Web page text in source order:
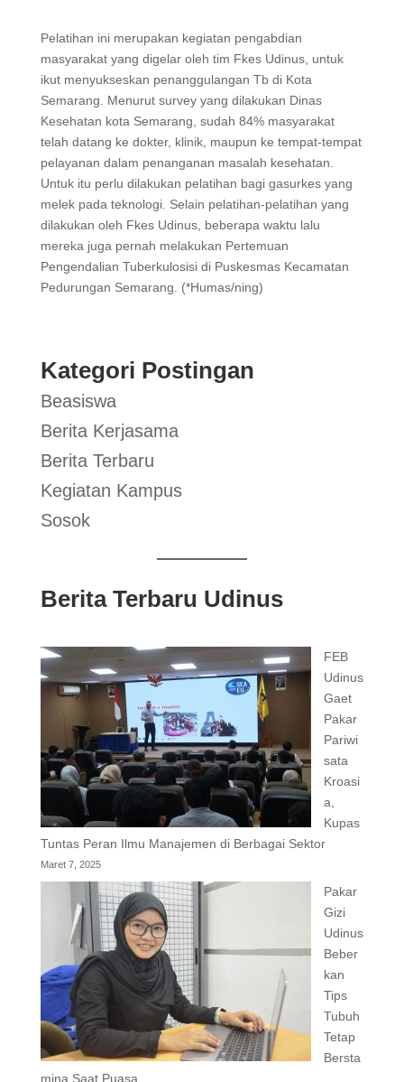
Pelatihan ini merupakan kegiatan pengabdian
masyarakat yang digelar oleh tim Fkes Udinus, untuk
ikut menyukseskan penanggulangan Tb di Kota
Semarang. Menurut survey yang dilakukan Dinas
Kesehatan kota Semarang, sudah 84% masyarakat
telah datang ke dokter, klinik, maupun ke tempat-tempat
pelayanan dalam penanganan masalah kesehatan.
Untuk itu perlu dilakukan pelatihan bagi gasurkes yang
melek pada teknologi. Selain pelatihan-pelatihan yang
dilakukan oleh Fkes Udinus, beberapa waktu lalu
mereka juga pernah melakukan Pertemuan
Pengendalian Tuberkulosisi di Puskesmas Kecamatan
Pedurungan Semarang. (*Humas/ning)
Kategori Postingan
Beasiswa
Berita Kerjasama
Berita Terbaru
Kegiatan Kampus
Sosok
Berita Terbaru Udinus
FEB
Udinus
Gaet
Pakar
Pariwi
sata
Kroasi
a,
Kupas
Tuntas Peran Ilmu Manajemen di Berbagai Sektor
Maret 7, 2025
Pakar
Gizi
Udinus
Beber
kan
Tips
Tubuh
Tetap
Bersta
mina Saat Puasa